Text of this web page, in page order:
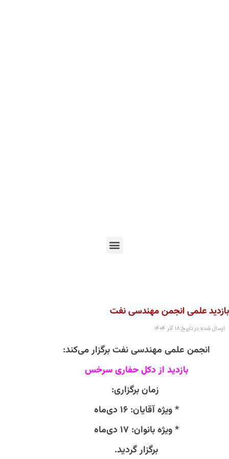
بازدید علمی انجمن مهندسی نفت
ارسال شده در تاریخ:۱۸ آذر ۱۴۰۴
انجمن علمی مهندسی نفت برگزار می‌کند:
بازدید از دکل حفاری سرخس
زمان برگزاری:
* ویژه آقایان: ۱۶ دی‌ماه
* ویژه بانوان: ۱۷ دی‌ماه
برگزار گردید.